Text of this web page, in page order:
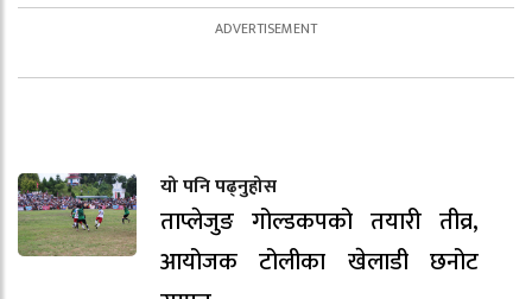
यो पनि पढ्नुहोस
ताप्लेजुङ गोल्डकपको तयारी तीव्र,
आयोजक टोलीका खेलाडी छनोट